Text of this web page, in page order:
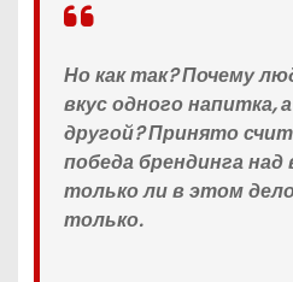
Но как так? Почему
вкус одного напитка,
другой? Принято
победа брендинга над
только ли в этом
только.